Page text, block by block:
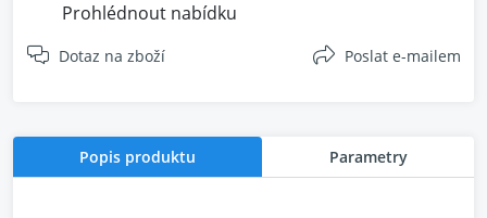
Prohlédnout nabídku
Dotaz na zboží Poslat e-mailem
Popis produktu Parametry